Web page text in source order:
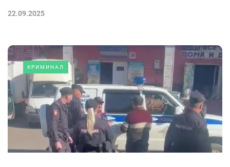
22.09.2025
КРИМИНАЛ